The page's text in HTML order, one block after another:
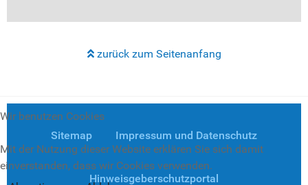
zurück zum Seitenanfang
Sitemap Impressum und Datenschutz
Hinweisgeberschutzportal
Wir benutzen Cookies
Mit der Nutzung dieser Website erklären Sie sich damit
einverstanden, dass wir Cookies verwenden.